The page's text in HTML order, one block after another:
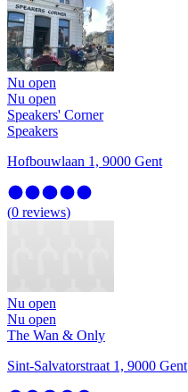
Nu open
Nu open
Speakers' Corner
Speakers
Hofbouwlaan 1, 9000 Gent
(0 reviews)
Nu open
Nu open
The Wan & Only
Sint-Salvatorstraat 1, 9000 Gent